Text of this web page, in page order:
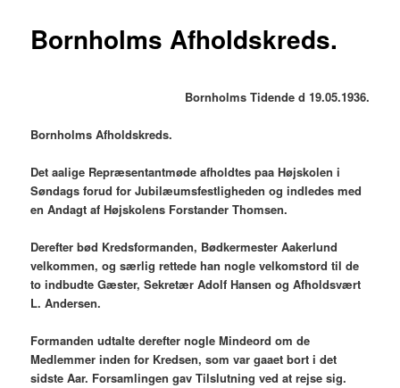
Bornholms Afholdskreds.
Bornholms Tidende d 19.05.1936.
Bornholms Afholdskreds.
Det aalige Repræsentantmøde afholdtes paa Højskolen i
Søndags forud for Jubilæumsfestligheden og indledes med
en Andagt af Højskolens Forstander Thomsen.
Derefter bød Kredsformanden, Bødkermester Aakerlund
velkommen, og særlig rettede han nogle velkomstord til de
to indbudte Gæster, Sekretær Adolf Hansen og Afholdsvært
L. Andersen.
Formanden udtalte derefter nogle Mindeord om de
Medlemmer inden for Kredsen, som var gaaet bort i det
sidste Aar. Forsamlingen gav Tilslutning ved at rejse sig.